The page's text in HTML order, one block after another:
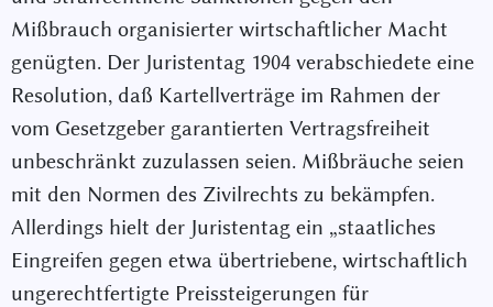
Mißbrauch organisierter wirtschaftlicher Macht
genügten. Der Juristentag 1904 verabschiedete eine
Resolution, daß Kartellverträge im Rahmen der
vom Gesetzgeber garantierten Vertragsfreiheit
unbeschränkt zuzulassen seien. Mißbräuche seien
mit den Normen des Zivilrechts zu bekämpfen.
Allerdings hielt der Juristentag ein „staatliches
Eingreifen gegen etwa übertriebene, wirtschaftlich
ungerechtfertigte Preissteigerungen für